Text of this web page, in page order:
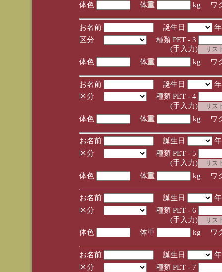
体色
体重 kg ワ
お名前 誕生日
区分
種類 PET - 3
(手入力)
体色
体重 kg ワ
お名前 誕生日
区分
種類 PET - 4
(手入力)
体色
体重 kg ワ
お名前 誕生日
区分
種類 PET - 5
(手入力)
体色
体重 kg ワ
お名前 誕生日
区分
種類 PET - 6
(手入力)
体色
体重 kg ワ
お名前 誕生日
区分
種類 PET - 7